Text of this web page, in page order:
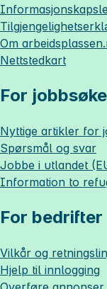
Om
Nettstedkart
For
Nyttige artikler for
Spørsmål og svar
Jobbe i utlandet
Information to
For bedrifter
Vilkår og
Hjelp til innlogging